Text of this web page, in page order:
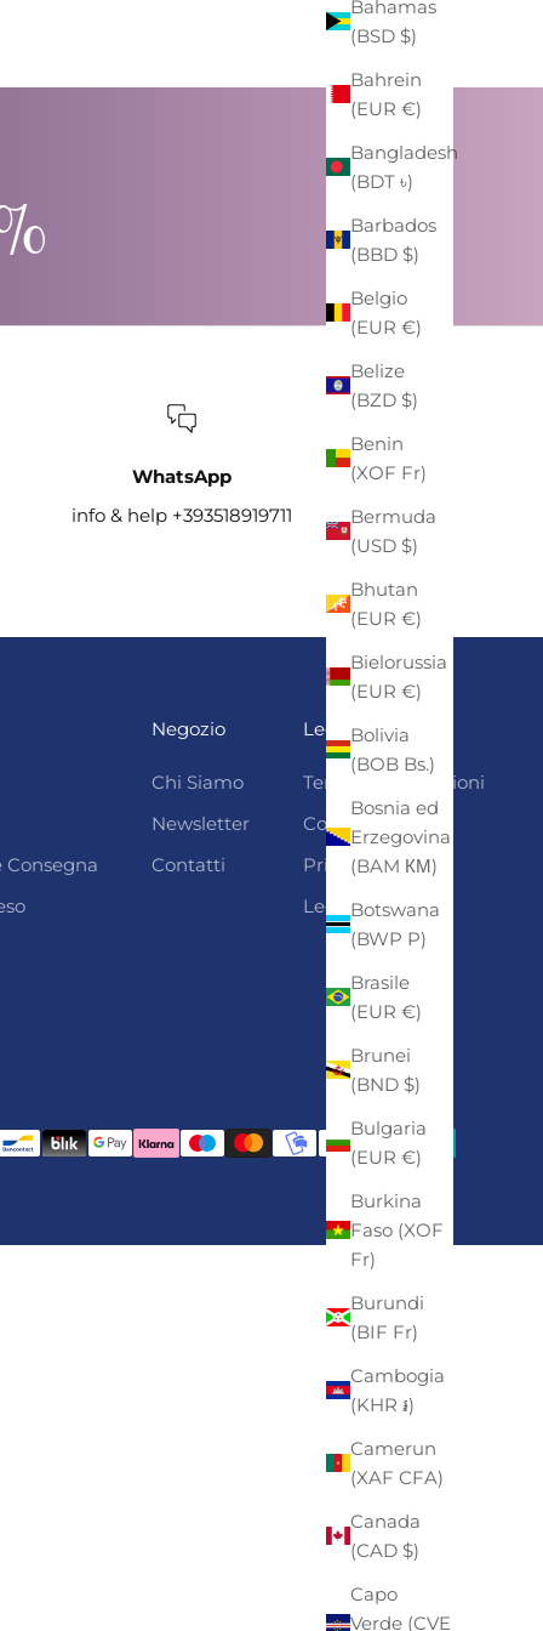
Bahamas
(BSD $)
Bahrein
(EUR €)
Bangladesh
(BDT ৳)
Barbados
(BBD $)
Belgio
(EUR €)
Belize
(BZD $)
Benin
(XOF Fr)
Bermuda
(USD $)
Bhutan
(EUR €)
Bielorussia
(EUR €)
Bolivia
(BOB Bs.)
Bosnia ed
Erzegovina
(BAM КМ)
Botswana
(BWP P)
Brasile
(EUR €)
Brunei
(BND $)
Bulgaria
(EUR €)
Burkina
Faso (XOF
Fr)
Burundi
(BIF Fr)
Cambogia
(KHR ៛)
Camerun
(XAF CFA)
Canada
(CAD $)
Capo
Verde (CVE
WhatsApp
info & help +393518919711
Consegna
Negozio
Chi Siamo
Newsletter
Contatti
Legali
Termini e condizioni
Cookie Policy
Privacy
Legal Notice